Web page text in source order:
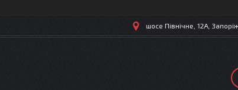
шосе Північне, 12А,